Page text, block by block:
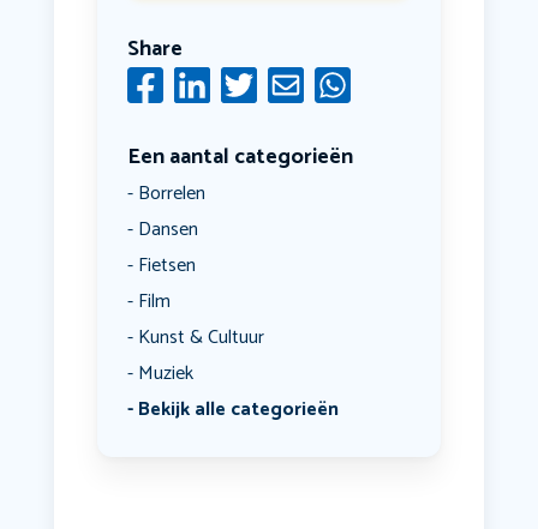
Share
Een aantal categorieën
Borrelen
Dansen
Fietsen
Film
Kunst & Cultuur
Muziek
Bekijk alle categorieën